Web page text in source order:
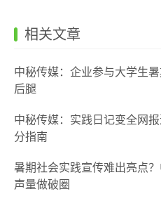
相关文章
中秘传媒：企业参与大学生
后腿
中秘传媒：实践日记变全网
分指南
暑期社会实践宣传难出亮点
声量做破圈